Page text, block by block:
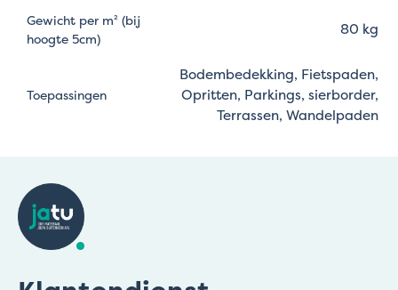
Gewicht per m² (bij
hoogte 5cm)
80 kg
Toepassingen
Bodembedekking, Fietspaden,
Opritten, Parkings, sierborder,
Terrassen, Wandelpaden